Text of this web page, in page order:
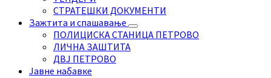
СТРАТЕШКИ ДОКУМЕНТИ
Зажтита и спашавање
ПОЛИЦИСКА СТАНИЦА ПЕТРОВО
ЛИЧНА ЗАШТИТА
ДВЈ ПЕТРОВО
Јавне набавке